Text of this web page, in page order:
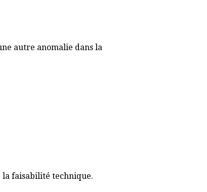
autre anomalie dans la
la faisabilité technique.